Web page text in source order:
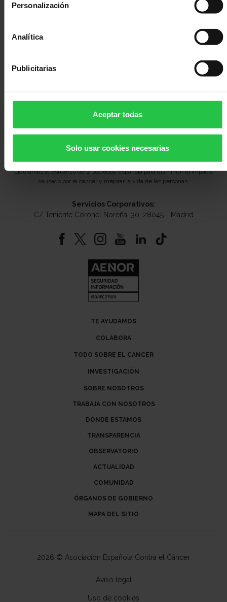
Personalización
Analítica
Publicitarias
Aceptar todas
Solo usar cookies necesarias
Lideramos el esfuerzo de la sociedad española para disminuir el impacto
causado por el cáncer y mejorar la vida de las personas.
Servicios Corporativos:
C/ Teniente Coronel Noreña, 30, 28045 - Madrid
TE AYUDAMOS
COLABORA
TODO SOBRE EL CANCER
INVESTIGACIÓN
SOBRE NOSOTROS
TRABAJA CON NOSOTROS
DÓNDE ESTAMOS
TRANSPARENCIA
OBSERVATORIO
ACTUALIDAD
COMUNIDAD
ÓRGANOS DE GOBIERNO
MAPA DEL SITIO
2026 © Asociación Española Contra el Cáncer
Aviso legal
Uso de cookies